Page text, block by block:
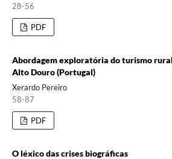
28-56
PDF
Abordagem exploratória do turismo
Alto Douro (Portugal)
Xerardo Pereiro
58-87
PDF
O léxico das crises biográficas